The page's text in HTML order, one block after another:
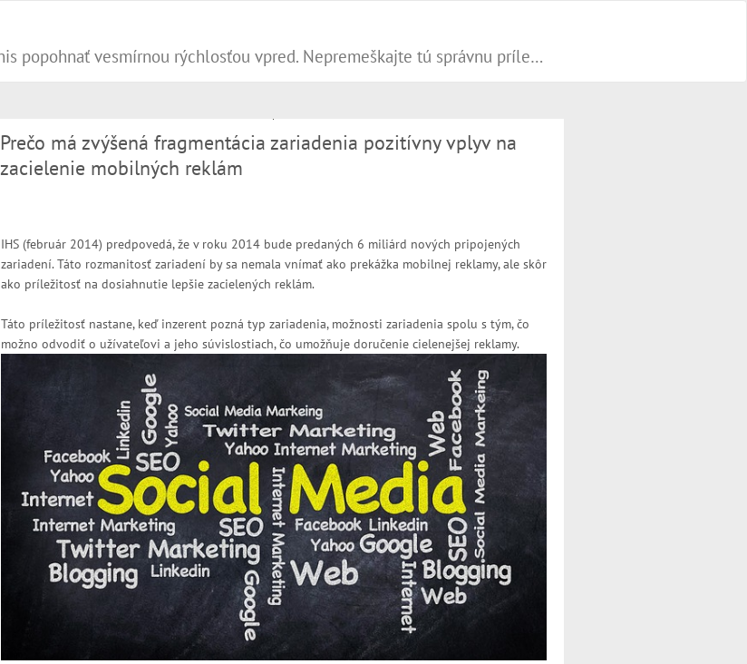
Progresívne PR články dokážu váš biznis popohnať vesmírnou rýchlosťou vpred. Nepremeškajte tú správnu príležitosť a publikujte na našom webe.
Prečo má zvýšená fragmentácia zariadenia pozitívny vplyv na
zacielenie mobilných reklám
IHS (február 2014) predpovedá, že v roku 2014 bude predaných 6 miliárd nových pripojených
zariadení. Táto rozmanitosť zariadení by sa nemala vnímať ako prekážka mobilnej reklamy, ale skôr
ako príležitosť na dosiahnutie lepšie zacielených reklám.
Táto príležitosť nastane, keď inzerent pozná typ zariadenia, možnosti zariadenia spolu s tým, čo
možno odvodiť o užívateľovi a jeho súvislostiach, čo umožňuje doručenie cielenejšej reklamy.